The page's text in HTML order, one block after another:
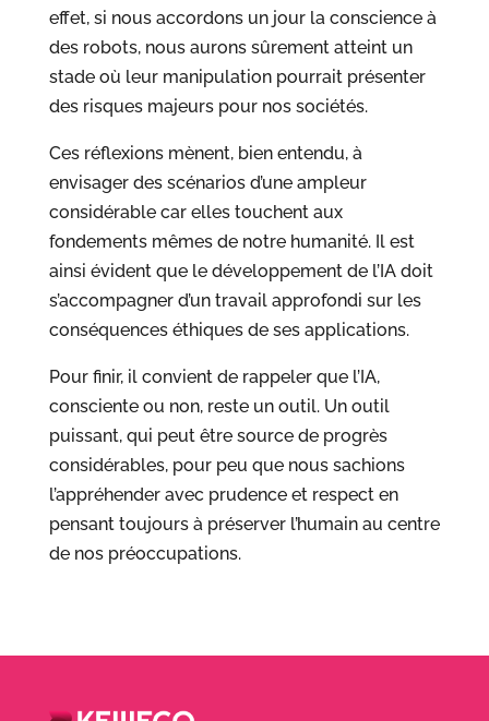
effet, si nous accordons un jour la conscience à
des robots, nous aurons sûrement atteint un
stade où leur manipulation pourrait présenter
des risques majeurs pour nos sociétés.
Ces réflexions mènent, bien entendu, à
envisager des scénarios d’une ampleur
considérable car elles touchent aux
fondements mêmes de notre humanité. Il est
ainsi évident que le développement de l’IA doit
s’accompagner d’un travail approfondi sur les
conséquences éthiques de ses applications.
Pour finir, il convient de rappeler que l’IA,
consciente ou non, reste un outil. Un outil
puissant, qui peut être source de progrès
considérables, pour peu que nous sachions
l’appréhender avec prudence et respect en
pensant toujours à préserver l’humain au centre
de nos préoccupations.